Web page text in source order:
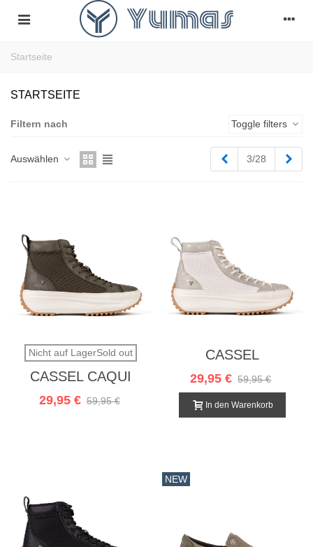
Startseite
STARTSEITE
Filtern nach Toggle filters
Auswählen Zurück
3/28
Nicht auf LagerSold out
CASSEL CAQUI
29,95 € 59,95 €
CASSEL
CHAMPAGNE
29,95 € 59,95 €
In den Warenkorb
NEW